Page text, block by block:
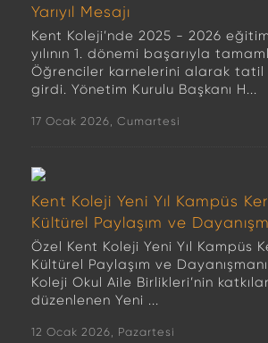
Yarıyıl Mesajı
Kent Koleji’nde 2025 - 2026
yılının 1. dönemi başarıyla
Öğrenciler karnelerini alarak tatil
girdi. Yönetim Kurulu Başkanı H...
17 Ocak 2026, Cumartesi
Kent Koleji Yeni Yıl Kampüs
Kültürel Paylaşım ve
Özel Kent Koleji Yeni Yıl Kampüs
Kültürel Paylaşım ve
Koleji Okul Aile Birlikleri’nin
düzenlenen Yeni ...
12 Ocak 2026, Pazartesi